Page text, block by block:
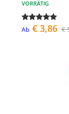
VORRÄTIG
Ab € 3,86 €